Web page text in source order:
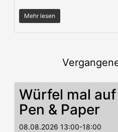
Mehr lesen
Würfel mal
Pen & Paper
08.08.2026 13:00-18:00